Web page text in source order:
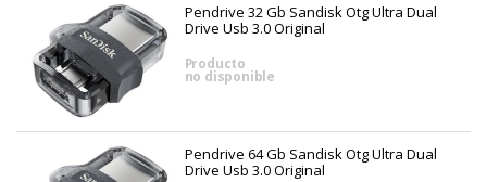
Pendrive 32 Gb Sandisk Otg Ultra Dual
Drive Usb 3.0 Original
Producto
no disponible
Pendrive 64 Gb Sandisk Otg Ultra Dual
Drive Usb 3.0 Original